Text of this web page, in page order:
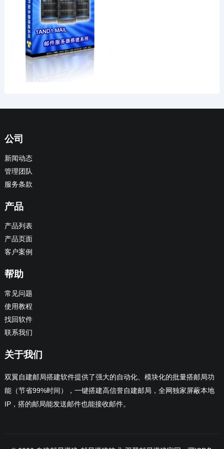
公司
新闻动态
管理团队
服务条款
产品
产品列表
产品页面
客户案例
帮助
常见问题
使用教程
找回软件
联系我们
关于我们
双翼自建邮局搭建软件提供了强大的自动化、模块化的批量搭邮局功
能（节省99%时间），一键搭建高信誉自建邮局，全网独家屏蔽本地
IP，搭的邮局能发送邮件也能接收邮件。